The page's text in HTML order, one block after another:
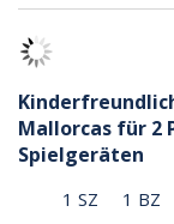
Mallorcas für 2
Spielgeräten
1 SZ 1 BZ